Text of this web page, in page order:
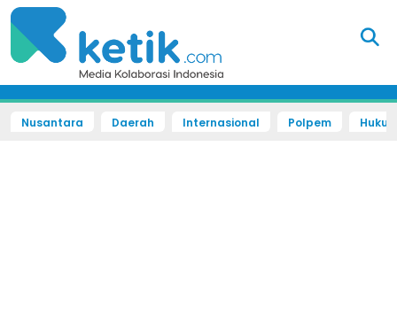
Nusantara Daerah Internasional Polpem